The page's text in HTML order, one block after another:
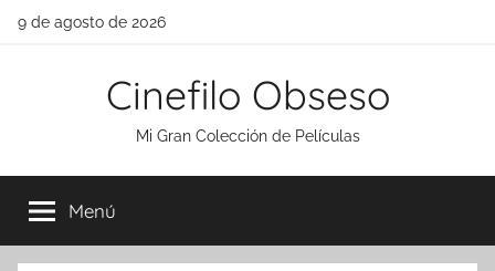
Saltar
9 de agosto de 2026
Cinefilo Obseso
Mi Gran Colección de Películas
Menú